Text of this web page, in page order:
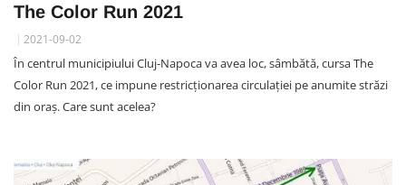
The Color Run 2021
2021-09-02
În centrul municipiului Cluj-Napoca va avea loc, sâmbătă, cursa The
Color Run 2021, ce impune restricționarea circulației pe anumite străzi
din oraș. Care sunt acelea?